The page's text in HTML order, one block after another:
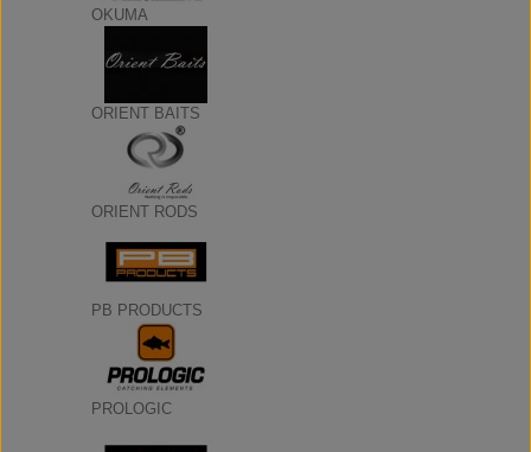
OKUMA
ORIENT BAITS
ORIENT RODS
PB PRODUCTS
PROLOGIC